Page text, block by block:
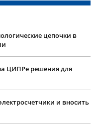
цепочки в
ЦИПРе решения для
и вносить